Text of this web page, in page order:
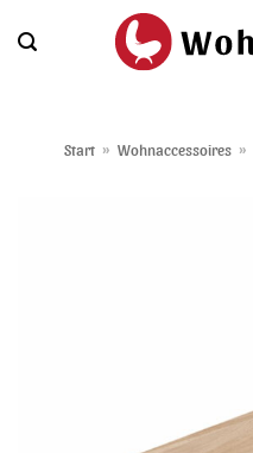
Inhalt
Start » Wohnaccessoires »